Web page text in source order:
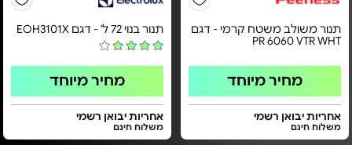
תנור משולב משטח קרמי - דגם
PR 6060 VTR WHT
מחיר מיוחד
אחריות יבואן רשמי
משלוח חינם
תנור בנוי 72 ל' - דגם EOH3101X
מחיר מיוחד
אחריות יבואן רשמי
משלוח חינם